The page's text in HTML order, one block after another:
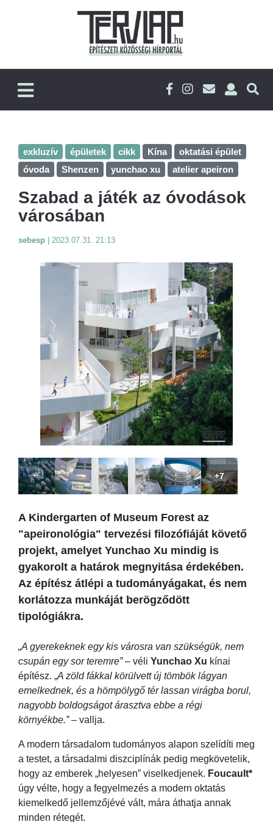
exkluzív épületek cikk Kína
oktatási épület
óvoda
Shenzen yunchao xu atelier apeiron
Szabad a játék az óvodások
városában
sebesp 2023.07.31. 21:13
+7
A Kindergarten of Museum Forest az
"apeironológia" tervezési filozófiáját követő
projekt, amelyet Yunchao Xu mindig is
gyakorolt ​​a határok megnyitása érdekében.
Az építész átlépi a tudományágakat, és nem
korlátozza munkáját berögződött
tipológiákra.
„A gyerekeknek egy kis városra van szükségük, nem
csupán egy sor teremre”– véli Yunchao Xu kínai
építész. „A zöld fákkal körülvett új tömbök lágyan
emelkednek, és a hömpölygő tér lassan virágba borul,
nagyobb boldogságot árasztva ebbe a régi
környékbe.”– vallja.
A modern társadalom tudományos alapon szelídíti meg
a testet, a társadalmi diszciplínák pedig megkövetelik,
hogy az emberek „helyesen” viselkedjenek. Foucault*
úgy vélte, hogy a fegyelmezés a modern oktatás
kiemelkedő jellemzőjévé vált, mára áthatja annak
minden rétegét.